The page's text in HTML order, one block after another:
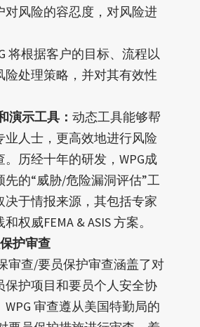
对风险的容忍度，对风险进
将根据客户的目标、流程以
险处理策略，并对其有效性
演示工具： 动态工具能够帮
业人士，更高效地进行风险
历经十年的研发，WPG成
的“威胁/危险漏洞评估”工
决于情报来源，其包括专家
权威FEMA & ASIS 方案。
护审查
审查/要员保护审查涵盖了对
保护项目和要员个人安全协
审查遵从美国特勤局的